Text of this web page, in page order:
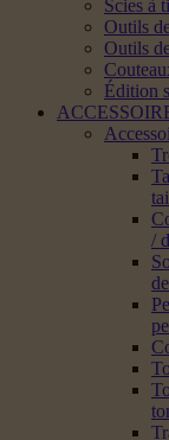
Scies à
Outils
Outils
Édition
/